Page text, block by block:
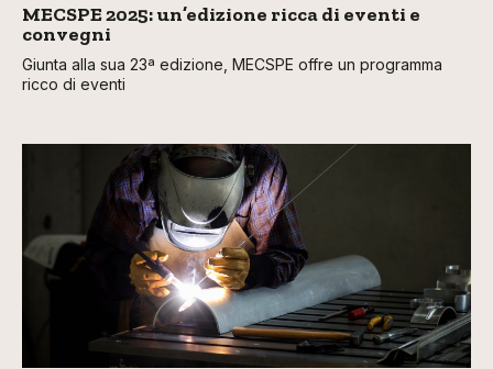
MECSPE 2025: un’edizione ricca di eventi e
convegni
Giunta alla sua 23ª edizione, MECSPE offre un programma
ricco di eventi